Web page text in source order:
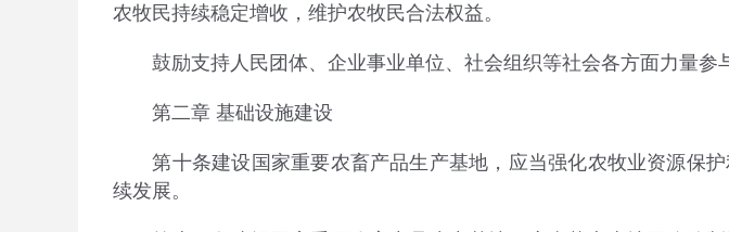
农牧民持续稳定增收，维护农牧民合法权益。
鼓励支持人民团体、企业事业单位、社会组织等社会各方面力量参
第二章 基础设施建设
第十条建设国家重要农畜产品生产基地，应当强化农牧业资源保护
续发展。